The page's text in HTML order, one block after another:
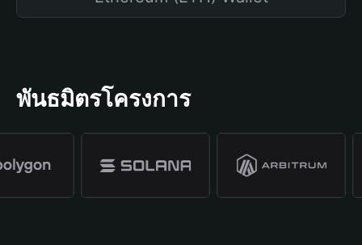
พันธมิตรโครงการ